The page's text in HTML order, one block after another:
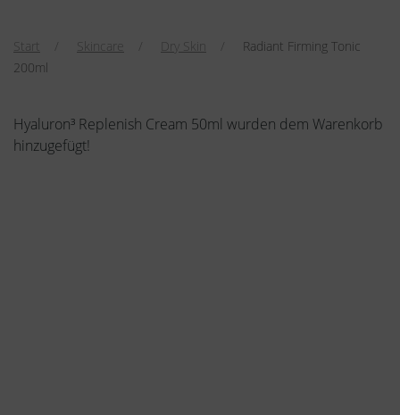
Start Skincare Dry Skin
Radiant Firming Tonic
200ml
Hyaluron³ Replenish Cream 50ml wurden dem Warenkorb
hinzugefügt!